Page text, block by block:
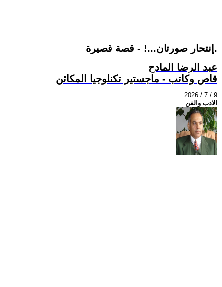
إنتحار صورتان...! - قصة قصيرة.
عبد الرضا المادح
قاص وكاتب - ماجستير تكنلوجيا المكائن
2026 / 7 / 9
الادب والفن